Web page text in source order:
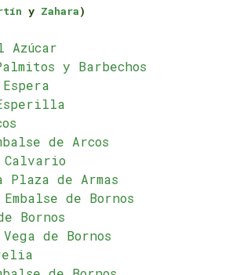
y Zahara)
Azúcar
y Barbechos
de Arcos
de Armas
de Bornos
Bornos
de Bornos